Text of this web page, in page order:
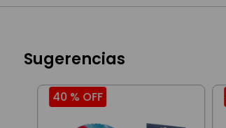
Sugerencias
40 % OFF